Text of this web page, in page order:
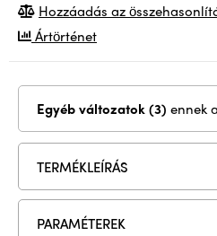
Hozzáadás az
Ártörténet
Egyéb változatok (3) ennek
TERMÉKLEÍRÁS
PARAMÉTEREK